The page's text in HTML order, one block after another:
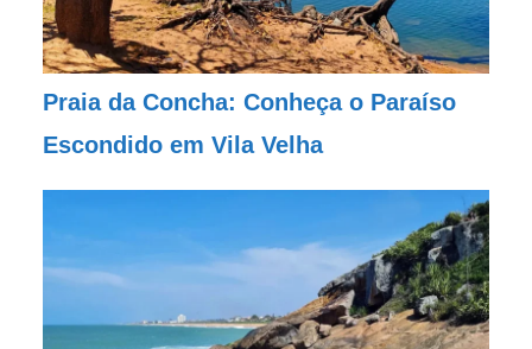
Praia da Concha: Conheça o Paraíso
Escondido em Vila Velha